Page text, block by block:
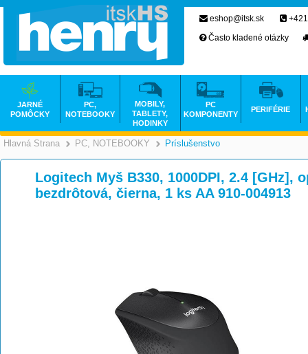
Hlavná Strana >
PC, NOTEBOOKY >
Príslušenstvo
Logitech Myš B330, 1000DPI, 2.4 [GHz],
bezdrôtová, čierna, 1 ks AA 910-004913
eshop@itsk.sk
Často kladené otázky
JARNÉ
POMÔCKY
PC,
NOTEBOOKY
MOBILY,
TABLETY,
HODINKY
PC
KOMPONENTY
PERIFÉRIE